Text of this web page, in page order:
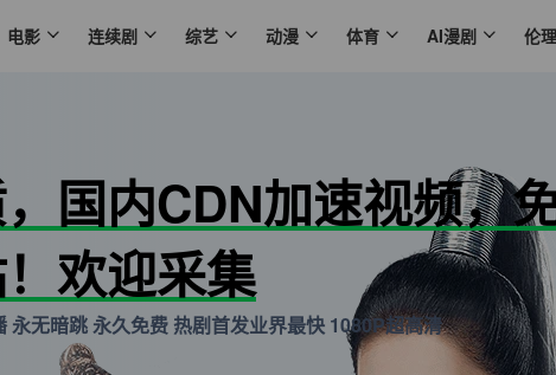
电影 连续剧 综艺 动漫 体育 AI漫剧 伦
国内CDN加速视频，
欢迎采集
永无暗跳 永久免费 热剧首发业界最快 1080P超高清